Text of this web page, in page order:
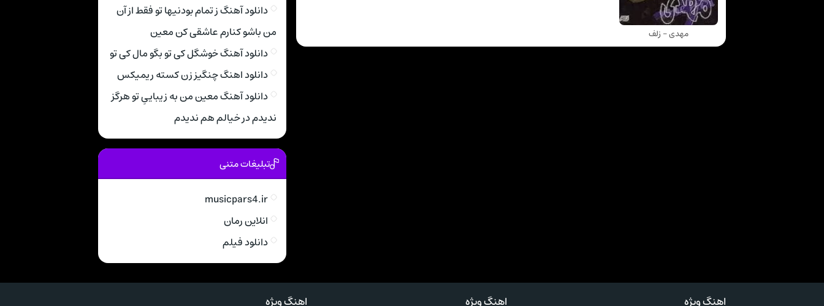
مهدی - زلف
دانلود آهنگ ز تمام بودنیها تو فقط از آن
من باشو کنارم عاشقی کن معین
دانلود آهنگ خوشگل کی تو بگو مال کی تو
دانلود اهنگ چنگیز زن کسته ریمیکس
دانلود آهنگ معین من به زیباییِ تو هرگز
ندیدم در خیالم هم ندیدم
تبلیغات متنی
musicpars4.ir
انلاین رمان
دانلود فیلم
اهنگ ویژه اهنگ ویژه اهنگ ویژه